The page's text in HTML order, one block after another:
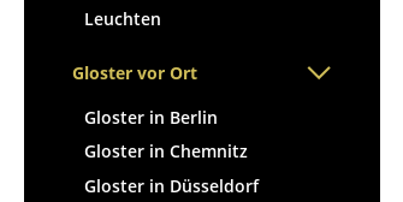
... alle Sitzmöbel
Leuchten
Gloster vor Ort
Gloster in Berlin
Gloster in Chemnitz
Gloster in Düsseldorf